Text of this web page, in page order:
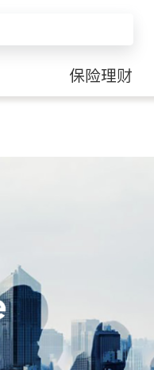
保险理财